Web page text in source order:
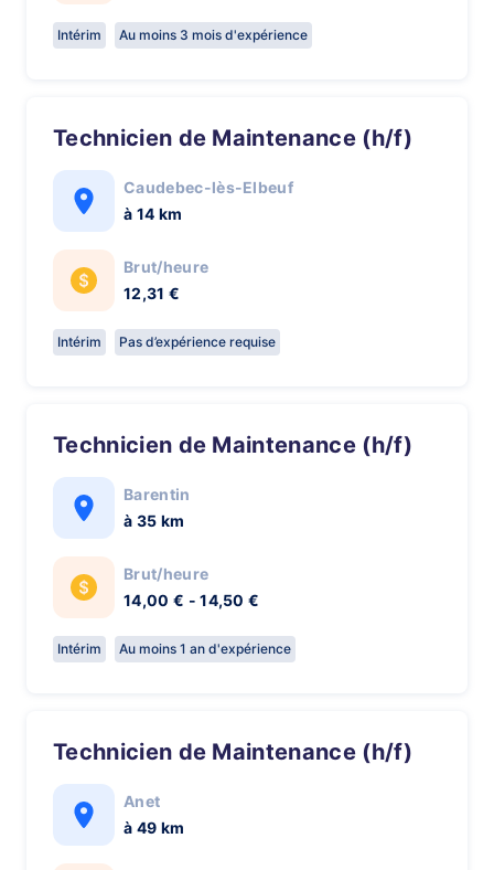
Intérim Au moins 3 mois d'expérience
Technicien de Maintenance (h/f)
Caudebec-lès-Elbeuf
à 14 km
Brut/heure
12,31 €
Intérim Pas d’expérience requise
Technicien de Maintenance (h/f)
Barentin
à 35 km
Brut/heure
14,00 € - 14,50 €
Intérim Au moins 1 an d'expérience
Technicien de Maintenance (h/f)
Anet
à 49 km